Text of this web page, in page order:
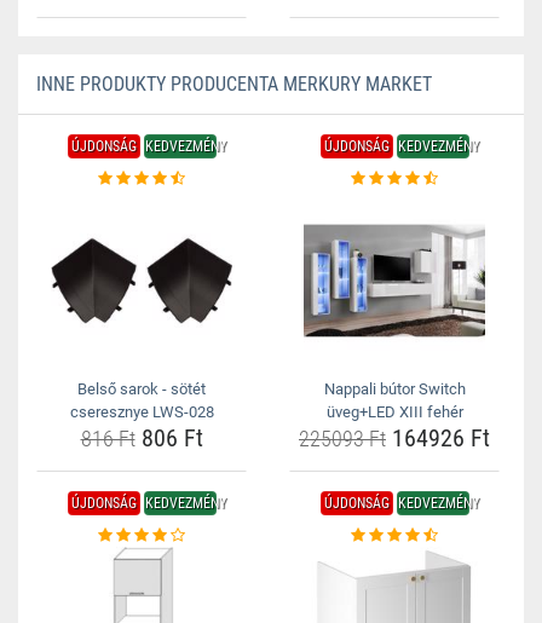
INNE PRODUKTY PRODUCENTA MERKURY MARKET
ÚJDONSÁG KEDVEZMÉNY
Belső sarok - sötét
cseresznye LWS-028
816 Ft806 Ft
ÚJDONSÁG KEDVEZMÉNY
Nappali bútor Switch
üveg+LED XIII fehér
225093 Ft 164926 Ft
ÚJDONSÁG KEDVEZMÉNY ÚJDONSÁG KEDVEZMÉNY